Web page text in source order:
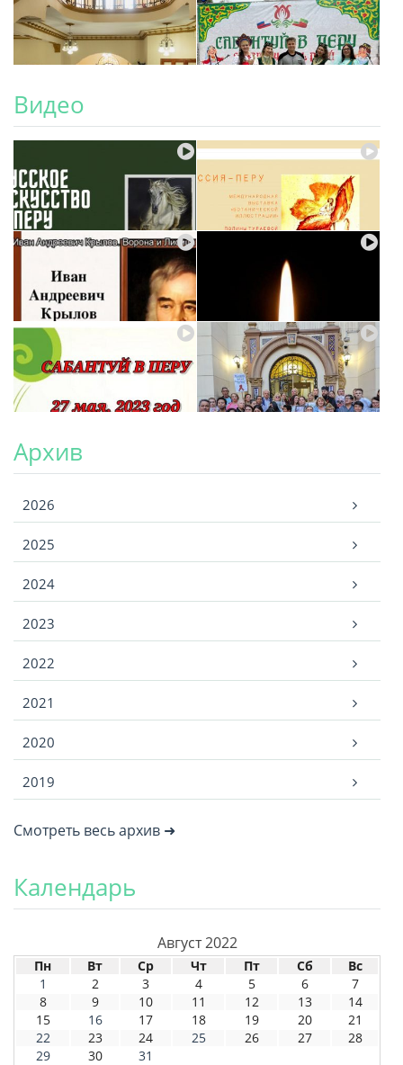
Видео
Архив
2026
2025
2024
2023
2022
2021
2020
2019
Смотреть весь архив ➜
Календарь
Август 2022
Пн Вт Ср Чт Пт Сб
Вс
1
2 3 4 5 6
7
8
9 10 11 12 13
14
15
16 17 18 19 20
21
22
23 24 25 26 27
28
29
30 31